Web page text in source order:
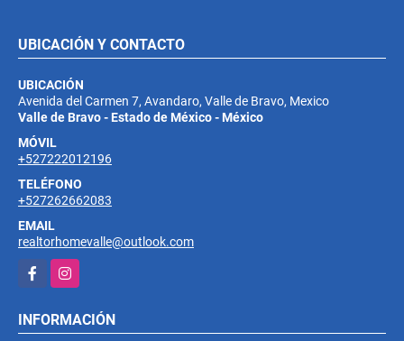
UBICACIÓN
Avenida del Carmen 7, Avandaro, Valle de Bravo, Mexico
Valle de Bravo - Estado de México - México
MÓVIL
+527222012196
TELÉFONO
+527262662083
EMAIL
realtorhomevalle@outlook.com
FacebookInstagram